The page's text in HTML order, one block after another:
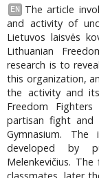
EN
The article
and activity of
Lietuvos laisvės
Lithuanian
research is to
this organization,
the activity and
Freedom
partisan fight and
Gymnasium.
developed by
Melenkevičius.